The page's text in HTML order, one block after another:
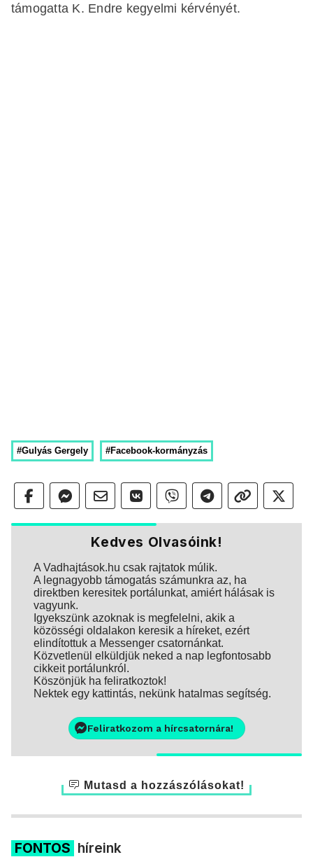
támogatta K. Endre kegyelmi kérvényét.
#Gulyás Gergely #Facebook-kormányzás
Kedves Olvasóink!
A Vadhajtások.hu csak rajtatok múlik.
A legnagyobb támogatás számunkra az, ha
direktben keresitek portálunkat, amiért hálásak is
vagyunk.
Igyekszünk azoknak is megfelelni, akik a
közösségi oldalakon keresik a híreket, ezért
elindítottuk a Messenger csatornánkat.
Közvetlenül elküldjük neked a nap legfontosabb
cikkeit portálunkról.
Köszönjük ha feliratkoztok!
Nektek egy kattintás, nekünk hatalmas segítség.
Feliratkozom a hírcsatornára!
Mutasd a hozzászólásokat!
FONTOS híreink